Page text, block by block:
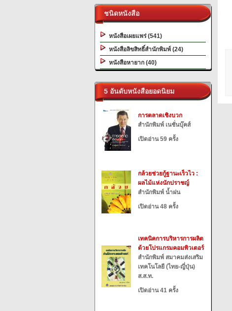
ชนิดหนังสือ
หนังสือเผยแพร่ (541)
หนังสือลิขสิทธิ์สำนักพิมพ์ (24)
หนังสือหายาก (40)
5 อันดับหนังสือยอดนิยม
การตลาดเชิงบวก
สำนักพิมพ์ เนชั่นบุ๊คส์
เปิดอ่าน 59 ครั้ง
กล้วยช่วยกู้ฐานะเร็วไว :
ผลไม้แห่งนักปราชญ์
สำนักพิมพ์ น้ำฝน
เปิดอ่าน 48 ครั้ง
เทคนิคการบริหารการผลิต
ด้วยโปรแกรมคอมพิวเตอร์
สำนักพิมพ์ สมาคมส่งเสริม
เทคโนโลยี (ไทย-ญี่ปุ่น)
ส.ส.ท.
เปิดอ่าน 41 ครั้ง